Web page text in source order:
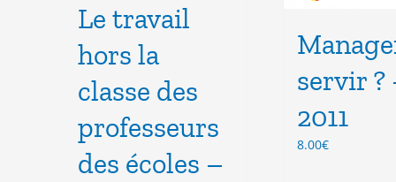
Le travail
hors la
classe des
professeurs
des écoles –
servir ?
2011
8.00€